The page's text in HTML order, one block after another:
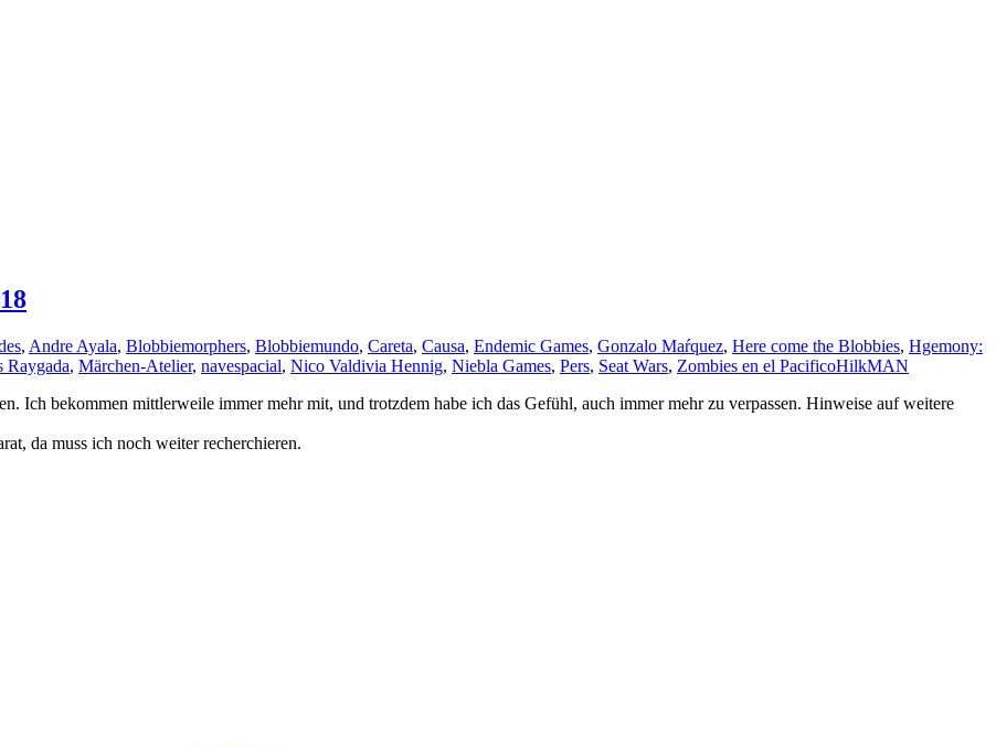
, Andre Ayala, Blobbiemorphers, Blobbiemundo, Careta, Causa, Endemic Games, Gonzalo Maŕquez, Here come the Blobbies, Hgemony:
Raygada, Märchen-Atelier, navespacial, Nico Valdivia Hennig, Niebla Games, Pers, Seat Wars, Zombies en el PacificoHilkMAN
Ich bekommen mittlerweile immer mehr mit, und trotzdem habe ich das Gefühl, auch immer mehr zu verpassen. Hinweise auf weitere
da muss ich noch weiter recherchieren.